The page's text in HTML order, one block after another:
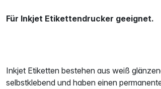
Für Inkjet Etikettendrucker geeignet.
Inkjet Etiketten bestehen aus weiß
selbstklebend und haben einen